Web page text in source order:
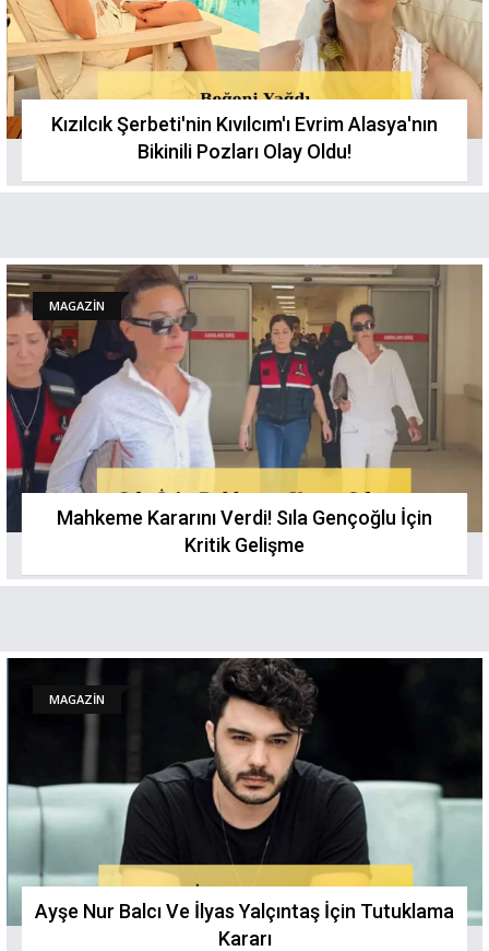
Kızılcık Şerbeti'nin Kıvılcım'ı Evrim Alasya'nın
Bikinili Pozları Olay Oldu!
MAGAZİN
Mahkeme Kararını Verdi! Sıla Gençoğlu İçin
Kritik Gelişme
MAGAZİN
Ayşe Nur Balcı Ve İlyas Yalçıntaş İçin Tutuklama
Kararı